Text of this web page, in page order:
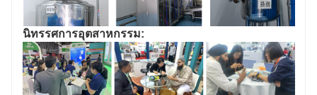
นิทรรศการอุตสาหกรรม: